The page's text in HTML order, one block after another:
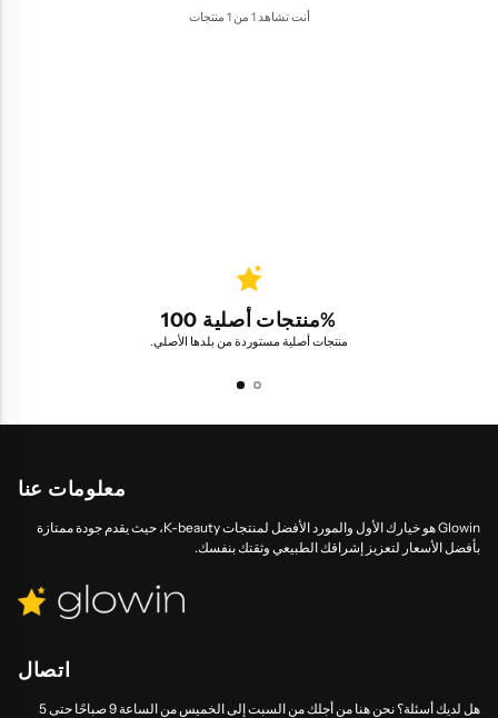
أنت تشاهد 1 من 1 منتجات
منتجات أصلية 100%
منتجات أصلية مستوردة من بلدها الأصلي.
معلومات عنا
Glowin هو خيارك الأول والمورد الأفضل لمنتجات K-beauty، حيث يقدم جودة ممتازة
بأفضل الأسعار لتعزيز إشراقك الطبيعي وثقتك بنفسك.
اتصال
هل لديك أسئلة؟ نحن هنا من أجلك من السبت إلى الخميس من الساعة 9 صباحًا حتى 5